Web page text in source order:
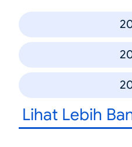
Lihat Lebih